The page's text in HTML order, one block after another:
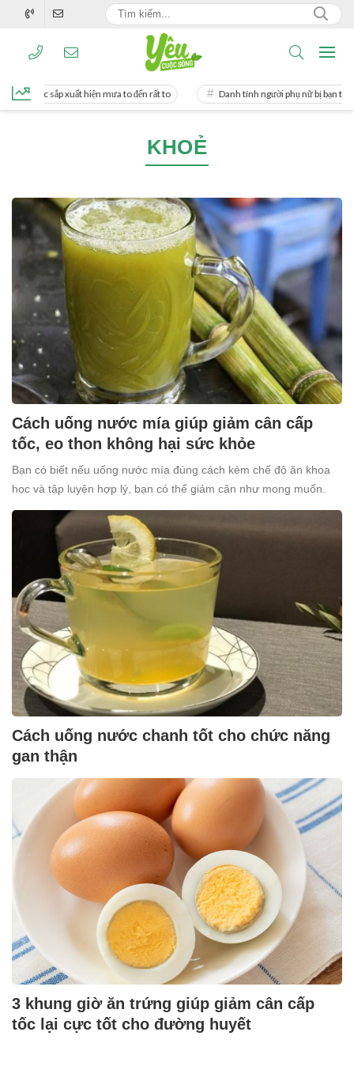
sắp xuất hiện mưa to đến rất to Danh tính người phụ nữ bị bạn trai doanh
KHOẺ
Cách uống nước mía giúp giảm cân cấp
tốc, eo thon không hại sức khỏe
Bạn có biết nếu uống nước mía đúng cách kèm chế độ ăn khoa
học và tập luyện hợp lý, bạn có thể giảm cân như mong muốn.
Cách uống nước chanh tốt cho chức năng
gan thận
3 khung giờ ăn trứng giúp giảm cân cấp
tốc lại cực tốt cho đường huyết